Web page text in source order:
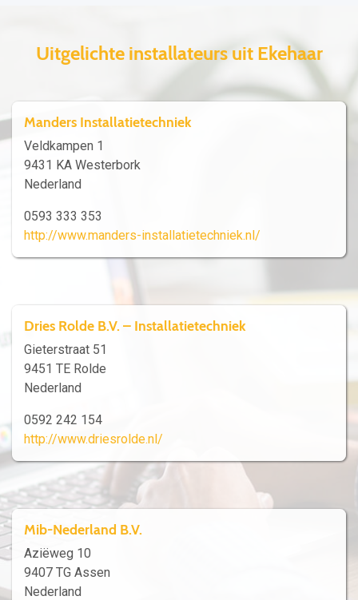
Uitgelichte installateurs uit Ekehaar
Manders Installatietechniek
Veldkampen 1
9431 KA Westerbork
Nederland
0593 333 353
http://www.manders-installatietechniek.nl/
Dries Rolde B.V. – Installatietechniek
Gieterstraat 51
9451 TE Rolde
Nederland
0592 242 154
http://www.driesrolde.nl/
Mib-Nederland B.V.
Aziëweg 10
9407 TG Assen
Nederland